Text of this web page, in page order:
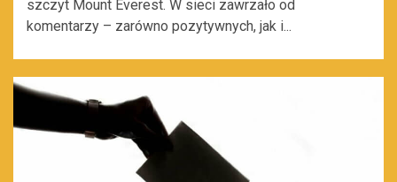
szczyt Mount Everest. W sieci zawrzało od
komentarzy – zarówno pozytywnych, jak i...